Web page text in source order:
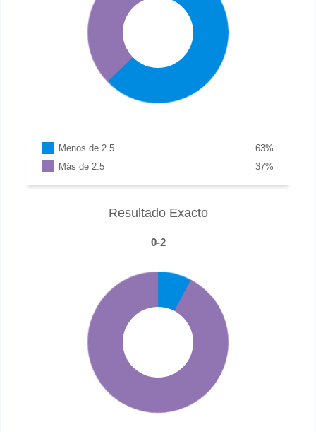
Menos de 2.5 %
63
Más de 2.5
%
37
Resultado Exacto
0-2